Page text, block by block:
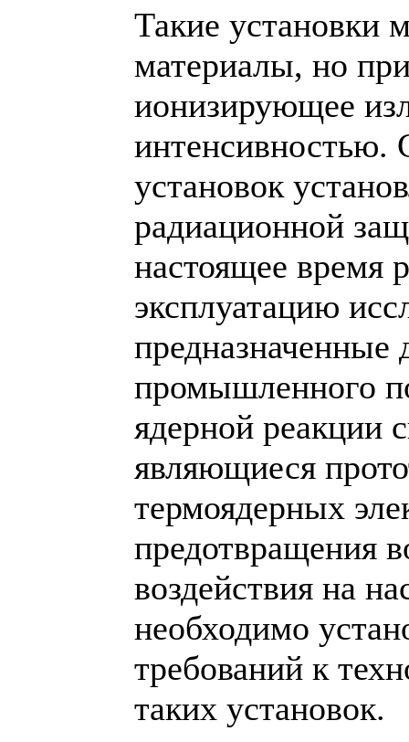
Такие установки
материалы, но
ионизирующее
интенсивностью.
установок
радиационной
настоящее время
эксплуатацию
предназначенные
промышленного
ядерной реакции
являющиеся
термоядерных
предотвращения
воздействия на
необходимо
требований к
таких установок.